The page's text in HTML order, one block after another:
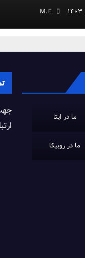
ما در ایتا
ما در روبیکا